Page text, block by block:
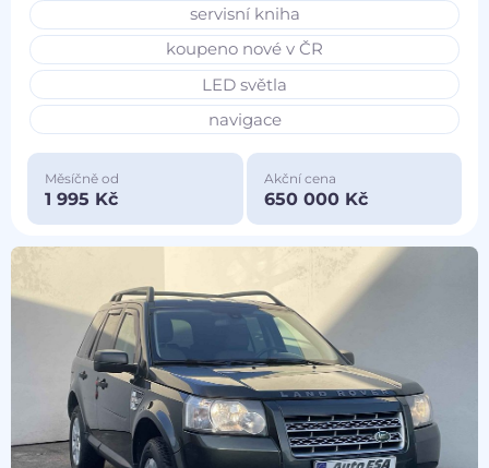
servisní kniha
koupeno nové v ČR
LED světla
navigace
Měsíčně od
1 995 Kč
Akční cena
650 000 Kč